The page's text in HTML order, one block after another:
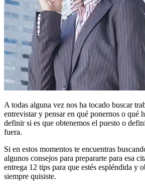
A todas alguna vez nos ha tocado buscar
entrevistar y pensar en qué ponernos o qué
definir si es que obtenemos el puesto o
fuera.
Si en estos momentos te encuentras
algunos consejos para prepararte para esa
entrega 12 tips para que estés espléndida y
siempre quisiste.